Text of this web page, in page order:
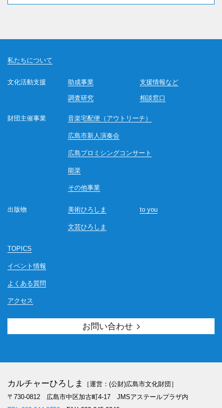
私たちについて
文化活動支援 助成事業
調査研究 相談窓口
支援情報など
財団主催事業 音楽宅配便（アウトリーチ）
広島市新人演奏会
広島プロミシングコンサート
能楽
その他事業
出版物 美術ひろしま
文芸ひろしま
to you
TOPICS
イベント情報
よくある質問
アクセス
お問い合わせ
カルチャーひろしま
［運営：(公財)広島市文化財団］
〒730-0812 広島市中区加古町4-17 JMSアステールプラザ内